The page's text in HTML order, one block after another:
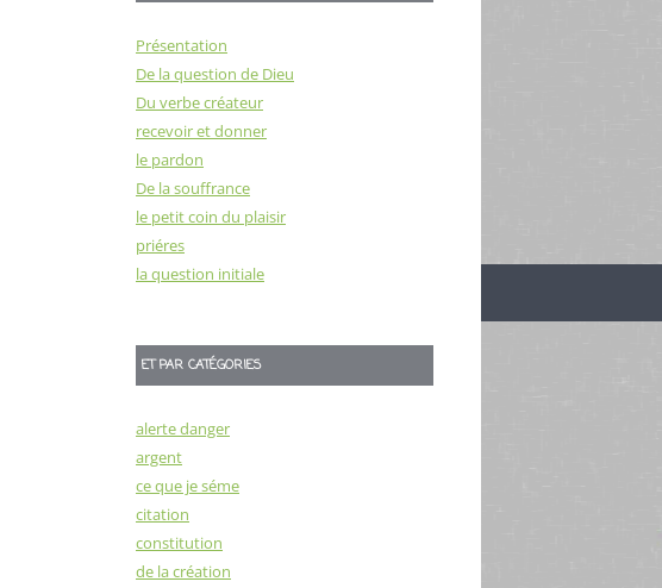
Présentation
De la question de Dieu
Du verbe créateur
recevoir et donner
le pardon
De la souffrance
le petit coin du plaisir
priéres
la question initiale
ET PAR CATÉGORIES
alerte danger
argent
ce que je séme
citation
constitution
de la création